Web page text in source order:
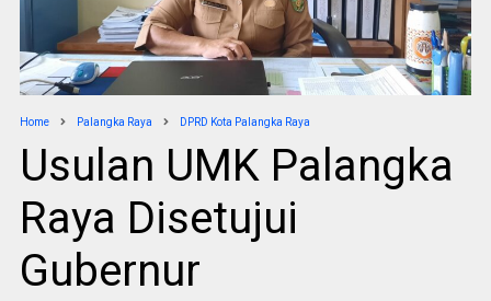
Home Palangka Raya DPRD Kota Palangka Raya
Usulan UMK Palangka
Raya Disetujui
Gubernur